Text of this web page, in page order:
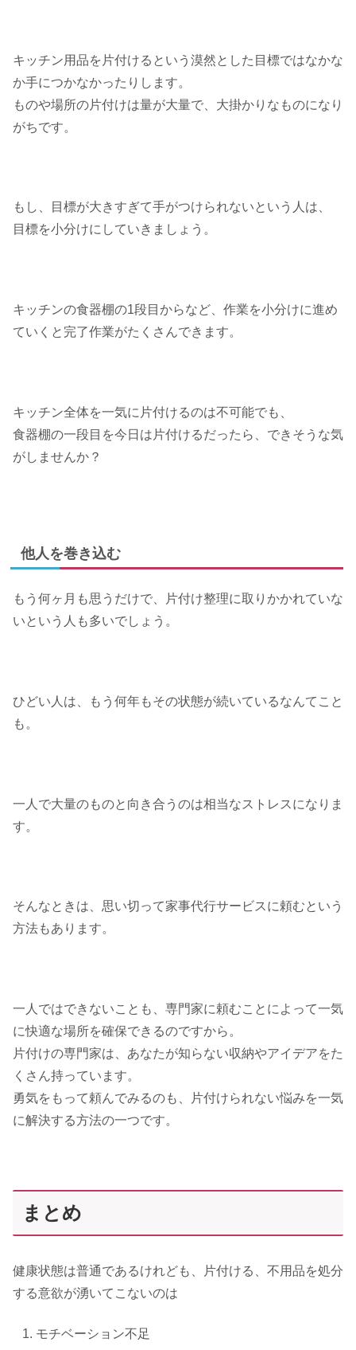
キッチン用品を片付けるという漠然とした目標ではなかな
か手につかなかったりします。
ものや場所の片付けは量が大量で、大掛かりなものになり
がちです。
もし、目標が大きすぎて手がつけられないという人は、
目標を小分けにしていきましょう。
キッチンの食器棚の1段目からなど、作業を小分けに進め
ていくと完了作業がたくさんできます。
キッチン全体を一気に片付けるのは不可能でも、
食器棚の一段目を今日は片付けるだったら、できそうな気
がしませんか？
他人を巻き込む
もう何ヶ月も思うだけで、片付け整理に取りかかれていな
いという人も多いでしょう。
ひどい人は、もう何年もその状態が続いているなんてこと
も。
一人で大量のものと向き合うのは相当なストレスになりま
す。
そんなときは、思い切って家事代行サービスに頼むという
方法もあります。
一人ではできないことも、専門家に頼むことによって一気
に快適な場所を確保できるのですから。
片付けの専門家は、あなたが知らない収納やアイデアをた
くさん持っています。
勇気をもって頼んでみるのも、片付けられない悩みを一気
に解決する方法の一つです。
まとめ
健康状態は普通であるけれども、片付ける、不用品を処分
する意欲が湧いてこないのは
モチベーション不足